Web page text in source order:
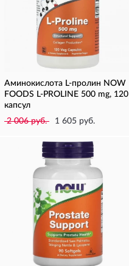
Аминокислота L-пролин NOW
FOODS L-PROLINE 500 mg, 120
капсул
2 006 руб.
1 605 руб.